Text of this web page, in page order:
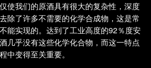
使我们的原酒具有很大的复杂性，深度
除了许多不需要的化学合成物，这是常
能实现的。达到了工业高度的92％度安
几乎没有这些化学化合物，而这一特点
中变得至关重要。